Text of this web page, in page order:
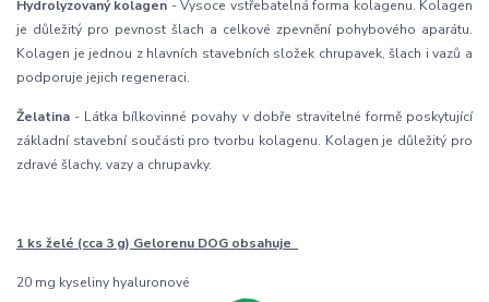
Hydrolyzovaný kolagen - Vysoce vstřebatelná forma kolagenu. Kolagen
je důležitý pro pevnost šlach a celkové zpevnění pohybového aparátu.
Kolagen je jednou z hlavních stavebních složek chrupavek, šlach i vazů a
podporuje jejich regeneraci.
Želatina - Látka bílkovinné povahy v dobře stravitelné formě poskytující
základní stavební součásti pro tvorbu kolagenu. Kolagen je důležitý pro
zdravé šlachy, vazy a chrupavky.
1 ks želé (cca 3 g) Gelorenu DOG obsahuje
20 mg kyseliny hyaluronové